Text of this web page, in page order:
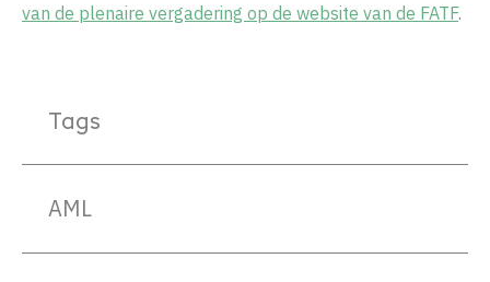
van de plenaire vergadering op de website van de FATF.
Tags
AML